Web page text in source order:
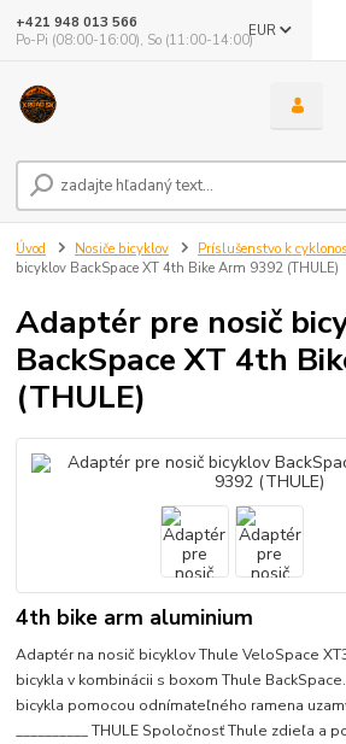
EUR
+421 948 013 566
Po-Pi (08:00-16:00), So (11:00-14:00)
Úvod Nosiče bicyklov Príslušenstvo k
bicyklov BackSpace XT 4th Bike Arm 9392 (THULE)
Adaptér pre nosič
BackSpace XT 4th
(THULE)
4th bike arm aluminium
Adaptér na nosič bicyklov Thule VeloSpace
bicykla v kombinácii s boxom Thule
bicykla pomocou odnímateľného ramena
__________ THULE Spoločnosť Thule zdieľa a